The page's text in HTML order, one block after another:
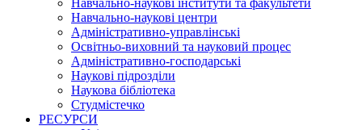
Навчально-наукові центри
Адміністративно-управлінські
Освітньо-виховний та науковий процес
Адміністративно-господарські
Наукові підрозділи
Наукова бібліотека
Студмістечко
РЕСУРСИ